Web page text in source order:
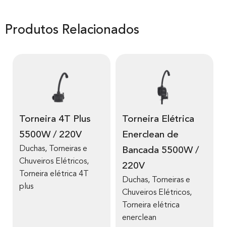
Produtos Relacionados
Torneira 4T Plus
5500W / 220V
Duchas, Torneiras e
Chuveiros Elétricos,
Torneira elétrica 4T
plus
Torneira Elétrica
Enerclean de
Bancada 5500W /
220V
Duchas, Torneiras e
Chuveiros Elétricos,
Torneira elétrica
enerclean